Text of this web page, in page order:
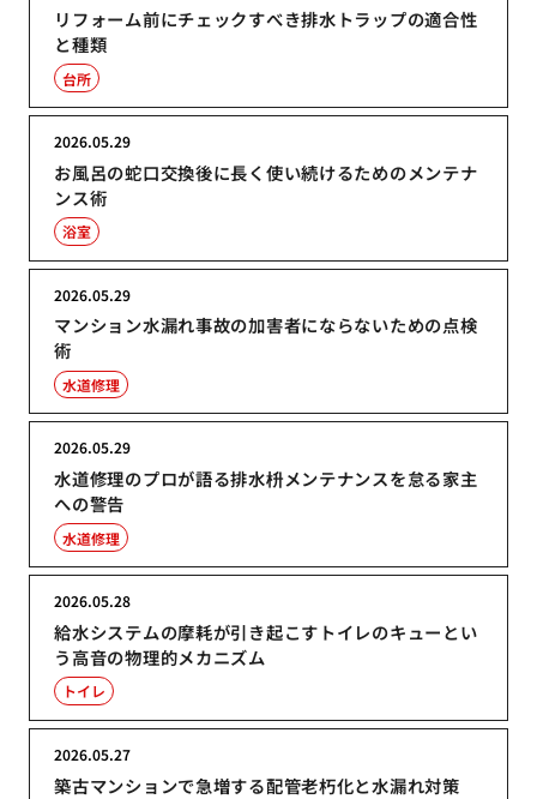
リフォーム前にチェックすべき排水トラップの適合性
と種類
台所
お風呂の蛇口交換後に長く使い続けるためのメンテナ
ンス術
2026.05.29
浴室
マンション水漏れ事故の加害者にならないための点検
術
2026.05.29
水道修理
水道修理のプロが語る排水枡メンテナンスを怠る家主
への警告
2026.05.29
水道修理
給水システムの摩耗が引き起こすトイレのキューとい
う高音の物理的メカニズム
2026.05.28
トイレ
築古マンションで急増する配管老朽化と水漏れ対策
2026.05.27